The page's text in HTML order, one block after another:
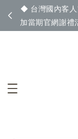
◆ 台灣國內客人
加當期官網謝